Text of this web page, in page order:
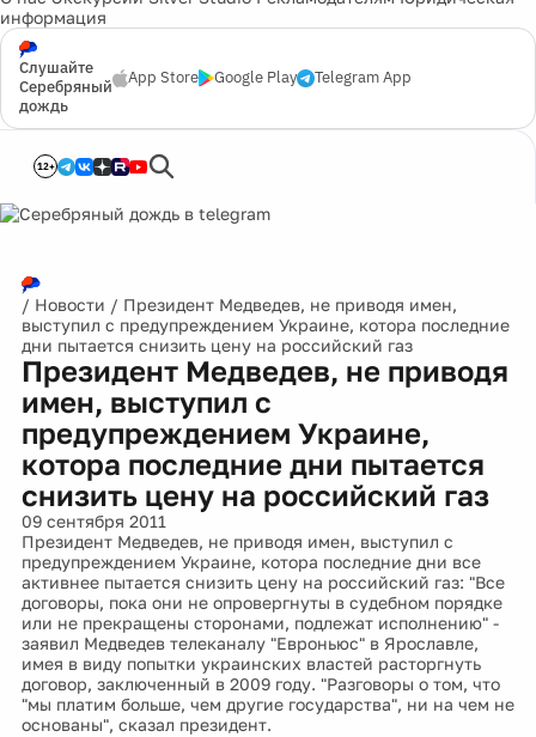
информация
Слушайте
Серебряный
дождь
App Store Google Play Telegram App
12+
/ Новости / Президент Медведев, не приводя имен,
выступил с предупреждением Украине, котора последние
дни пытается снизить цену на российский газ
Президент Медведев, не приводя
имен, выступил с
предупреждением Украине,
котора последние дни пытается
снизить цену на российский газ
09 сентября 2011
Президент Медведев, не приводя имен, выступил с
предупреждением Украине, котора последние дни все
активнее пытается снизить цену на российский газ: "Все
договоры, пока они не опровергнуты в судебном порядке
или не прекращены сторонами, подлежат исполнению" -
заявил Медведев телеканалу "Евроньюс" в Ярославле,
имея в виду попытки украинских властей расторгнуть
договор, заключенный в 2009 году. "Разговоры о том, что
"мы платим больше, чем другие государства", ни на чем не
основаны", сказал президент.